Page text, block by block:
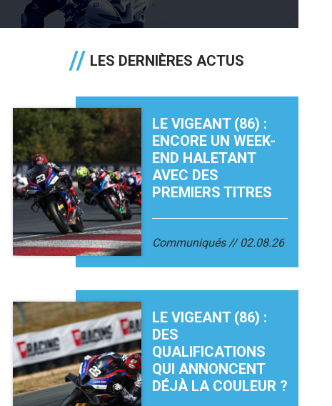
LES DERNIÈRES ACTUS
LE VIGEANT (86) :
ENCORE UN WEEK-
END HALETANT
AVEC DES
PREMIERS TITRES
Communiqués 02.08.26
LE VIGEANT (86) :
DES
QUALIFICATIONS
QUI ANNONCENT
DÉJÀ LA COULEUR ?